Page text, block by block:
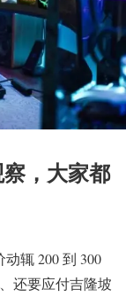
，大家都
辄 200 到 300
还要应付吉隆坡